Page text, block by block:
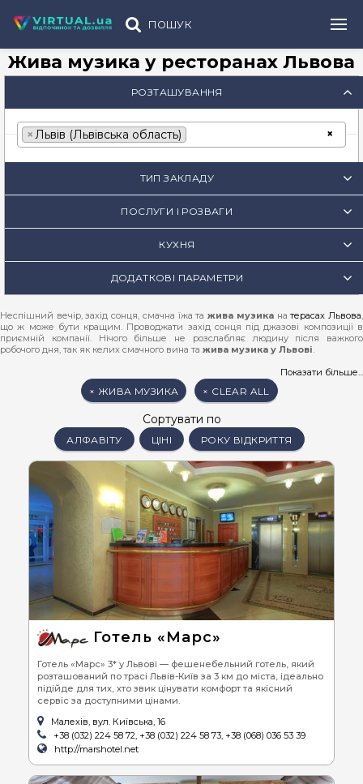
ПОШУК
Жива музика у ресторанах Львова
РОЗТАШУВАННЯ
×
×Львів (Львівська область)
ТИП ЗАКЛАДУ
ПОСЛУГИ І РОЗВАГИ
КУХНЯ
ДОДАТКОВІ ПАРАМЕТРИ
Неспішний вечір, захід сонця, смачна їжа тажива музиканатерасах Львова,
що ж може бути кращим. Проводжати захід сонця під джазові композиції в
приємній компанії. Нічого більше не розслабляє людину після важкого
робочого дня, так як келих смачного вина та жива музика у Львові.
із живою музикою у м. Львів - перлина культурної столиці України:
різновид кухонь світу, розташування, панорамний вид на місто, ввічливий
персонал та високий рівень обслуговування.
закладів харчування Львоважива музика є увечері з п'ятниці до
неділі. Якщо жви святкуєте бенкет вбанкетних залах м. Львів
музика можлива лише за попереднім замовленням.
Заклади із живою музикою у м. Львівзачаровують своєю особливою і
неповторною атмосферою, місця у які хочеться повернутися знову.
Показати більше...
× ЖИВА МУЗИКА × CLEAR ALL
Сортувати по
АЛФАВІТУ ЦІНІ РОКУ ВІДКРИТТЯ
Готель «Марс»
Готель «Марс» 3* у Львові — фешенебельний готель, який
розташований по трасі Львів-Київ за 3 км до міста, ідеально
підійде для тих, хто звик цінувати комфорт та якісний
сервіс за доступними цінами.
Малехів, вул. Київська, 16
+38 (032) 224 58 72, +38 (032) 224 58 73, +38 (068) 036 53 39
http://marshotel.net